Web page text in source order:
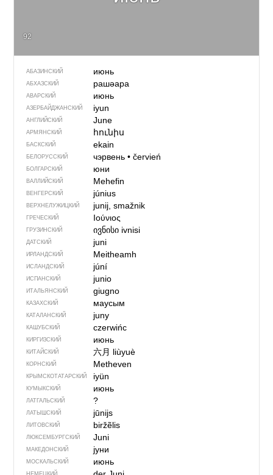
92
АБАЗИНСКИЙ июнь
АБХАЗСКИЙ рашәара
АВАРСКИЙ июнь
АЗЕРБАЙДЖАН­СКИЙ iyun
АНГЛИЙСКИЙ June
АРМЯНСКИЙ հունիս
БАСКСКИЙ ekain
БЕЛОРУССКИЙ чэрвень• červień
БОЛГАРСКИЙ юни
ВАЛЛИЙСКИЙ Mehefin
ВЕНГЕРСКИЙ június
ВЕРХНЕЛУЖИЦКИЙ junij, smažnik
ГРЕЧЕСКИЙ Ιούνιος
ГРУЗИНСКИЙ ივნისი ivnisi
ДАТСКИЙ juni
ИРЛАНДСКИЙ Meitheamh
ИСЛАНДСКИЙ júní
ИСПАНСКИЙ junio
ИТАЛЬЯНСКИЙ giugno
КАЗАХСКИЙ маусым
КАТАЛАНСКИЙ juny
КАШУБСКИЙ czerwińc
КИРГИЗСКИЙ июнь
КИТАЙСКИЙ 六月 liùyuè
КОРНСКИЙ Metheven
КРЫМСКО­ТАТАРСКИЙ iyün
КУМЫКСКИЙ июнь
ЛАТГАЛЬСКИЙ ?
ЛАТЫШСКИЙ jūnijs
ЛИТОВСКИЙ biržẽlis
ЛЮКСЕМБУРГСКИЙ Juni
МАКЕДОНСКИЙ јуни
МОСКАЛЬСКИЙ июнь
НЕМЕЦКИЙ